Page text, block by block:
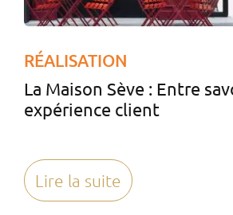
RÉALISATION
La Maison Sève : Entre
expérience client
Lire la suite